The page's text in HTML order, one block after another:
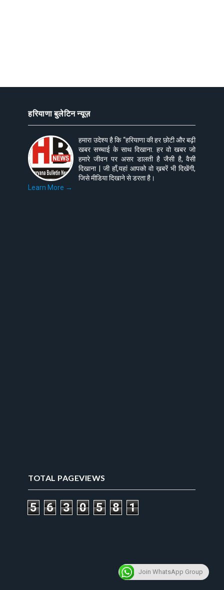
हरियाणा बुलेटिन न्यूज़
हमारा उदेश्य है कि “हरियाणा की हर छोटी और बढ़ी
खबर सच्चाई के साथ दिखाना. हर वो खबर जो
हमारे जीवन पर असर डालती है जैसी है, वैसी
दिखाना | जी हाँ,यहां आपको वो ख़बरें भी दिखेंगी,
जिसे मीडिया दिखाने से डरता है।
Learn More →
TOTAL PAGEVIEWS
5 6 3 0 5 8 1
Join WhatsApp Group